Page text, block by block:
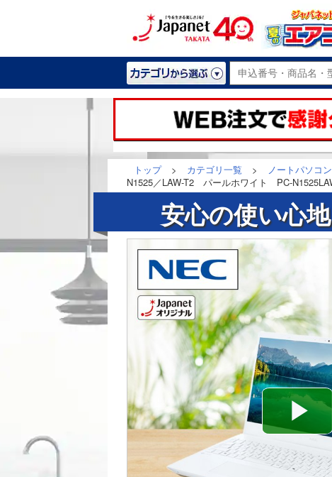
トップ > カテゴリ一覧 > ノートパソコ
N1525／LAW-T2 パールホワイト PC-
安心の使い心